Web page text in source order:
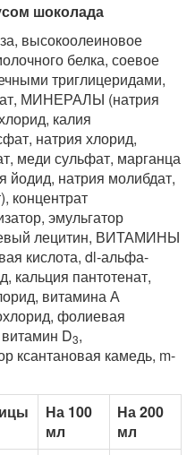
шоколада
высокоолеиновое
белка, соевое
триглицеридами,
МИНЕРАЛЫ (натрия
калия
натрия хлорид,
меди сульфат, марганца
йодид, натрия молибдат,
концентрат
эмульгатор
лецитин, ВИТАМИНЫ
кислота, dl-альфа-
кальция пантотенат,
витамина А
фолиевая
D3,
ксантановая камедь, m-
На 100
мл
На 200
мл